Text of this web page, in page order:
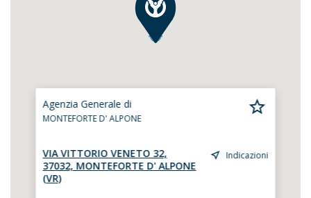
Agenzia Generale di
MONTEFORTE D' ALPONE
VIA VITTORIO VENETO 32,
37032, MONTEFORTE D' ALPONE
(VR)
Indicazioni